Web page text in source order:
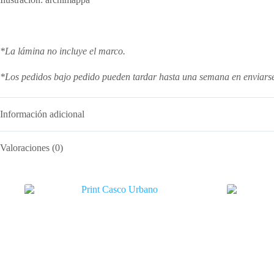
*La lámina no incluye el marco.
*Los pedidos bajo pedido pueden tardar hasta una semana en
Información adicional
Valoraciones (0)